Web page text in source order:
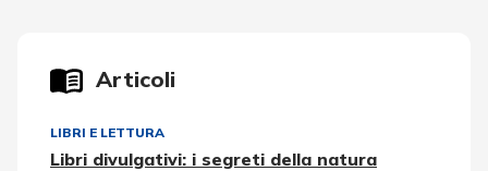
Articoli
LIBRI E LETTURA
Libri divulgativi: i segreti della natura